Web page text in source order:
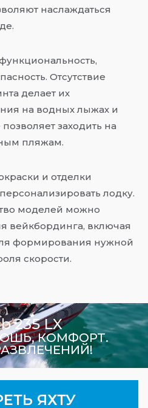
наслаждаться
Отсутствие
делает их
на водных лыжах и
заходить на
пляжам.
и отделки
лодку.
моделей можно
вейкбординга, включая
формирования нужной
скорости.
235 LX
КОМФОРТ.
ЯХТУ